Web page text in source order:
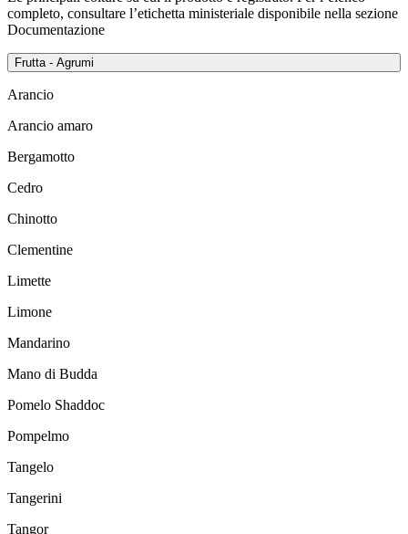
completo, consultare l’etichetta ministeriale disponibile nella sezione
Documentazione
Frutta - Agrumi
Arancio
Arancio amaro
Bergamotto
Cedro
Chinotto
Clementine
Limette
Limone
Mandarino
Mano di Budda
Pomelo Shaddoc
Pompelmo
Tangelo
Tangerini
Tangor